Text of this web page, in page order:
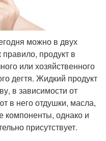
можно в двух
продукт в
или хозяйственного
дегтя. Жидкий продукт
в зависимости от
в него отдушки, масла,
компоненты, однако и
присутствует.